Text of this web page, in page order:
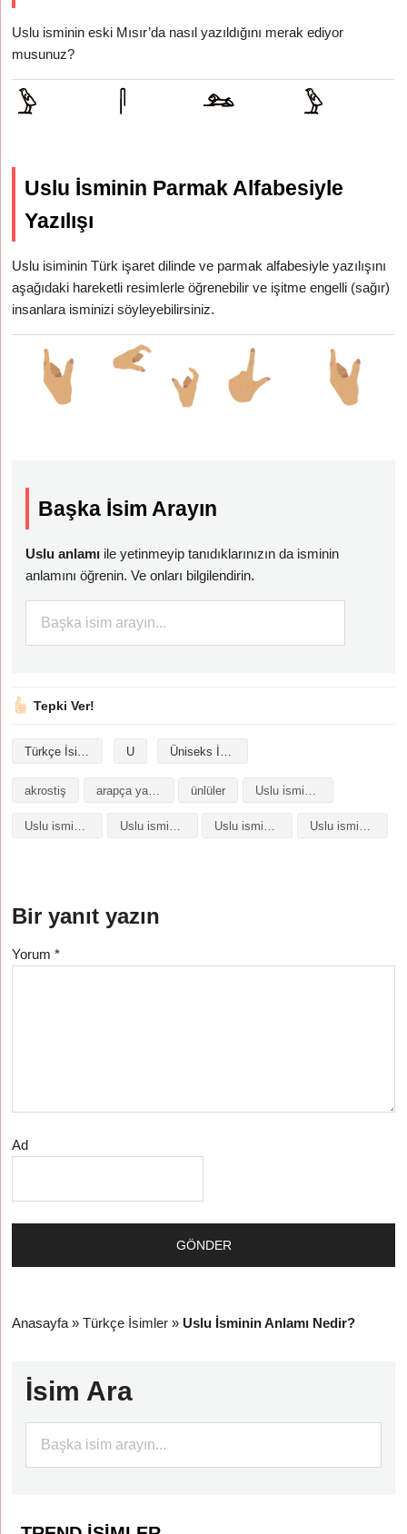
Uslu isminin eski Mısır’da nasıl yazıldığını merak ediyor
musunuz?
Uslu İsminin Parmak Alfabesiyle
Yazılışı
Uslu isiminin Türk işaret dilinde ve parmak alfabesiyle yazılışını
aşağıdaki hareketli resimlerle öğrenebilir ve işitme engelli (sağır)
insanlara isminizi söyleyebilirsiniz.
Başka İsim Arayın
Uslu anlamı ile yetinmeyip tanıdıklarınızın da isminin
anlamını öğrenin. Ve onları bilgilendirin.
Tepki Ver!
Türkçe İsimler U Üniseks İsimler
akrostiş arapça yazılışı ünlüler
Uslu isminin anlamı Uslu isminin baş harfleriyle şiir Uslu isminin kökeni Uslu isminin numerolojisi
Bir yanıt yazın
Yorum*
Ad
Anasayfa »Türkçe İsimler » Uslu İsminin Anlamı Nedir?
İsim Ara